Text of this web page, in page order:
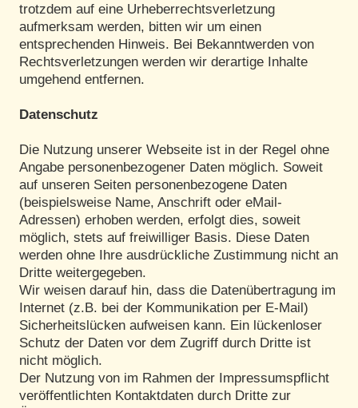
trotzdem auf eine Urheberrechtsverletzung
aufmerksam werden, bitten wir um einen
entsprechenden Hinweis. Bei Bekanntwerden von
Rechtsverletzungen werden wir derartige Inhalte
umgehend entfernen.
Datenschutz
Die Nutzung unserer Webseite ist in der Regel ohne
Angabe personenbezogener Daten möglich. Soweit
auf unseren Seiten personenbezogene Daten
(beispielsweise Name, Anschrift oder eMail-
Adressen) erhoben werden, erfolgt dies, soweit
möglich, stets auf freiwilliger Basis. Diese Daten
werden ohne Ihre ausdrückliche Zustimmung nicht an
Dritte weitergegeben.
Wir weisen darauf hin, dass die Datenübertragung im
Internet (z.B. bei der Kommunikation per E-Mail)
Sicherheitslücken aufweisen kann. Ein lückenloser
Schutz der Daten vor dem Zugriff durch Dritte ist
nicht möglich.
Der Nutzung von im Rahmen der Impressumspflicht
veröffentlichten Kontaktdaten durch Dritte zur